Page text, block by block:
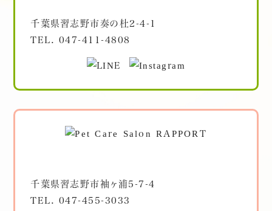
千葉県習志野市奏の杜2-4-1
TEL. 047-411-4808
千葉県習志野市袖ヶ浦5-7-4
TEL. 047-455-3033